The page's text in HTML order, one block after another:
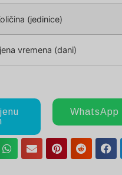
(jedinice)
vremena (dani)
WhatsApp